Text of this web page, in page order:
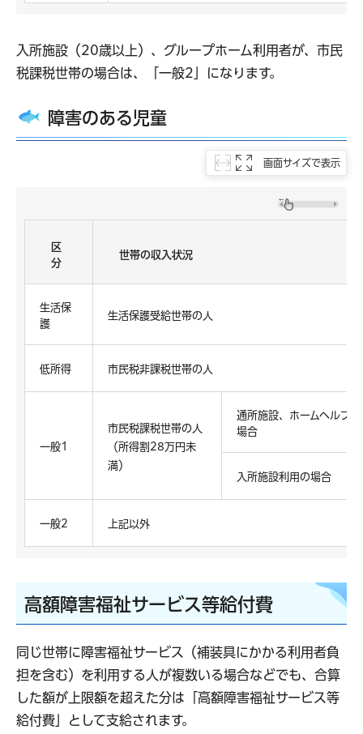
入所施設（20歳以上）、グループホーム利用者が、市民
税課税世帯の場合は、「一般2」になります。
障害のある児童
画面サイズで表示
区
分
世帯の収入状況
生活保
護
生活保護受給世帯の人
低所得 市民税非課税世帯の人
一般1
市民税課税世帯の人
（所得割28万円未
満）
通所施設、ホームヘルプ
場合
入所施設利用の場合
一般2 上記以外
高額障害福祉サービス等給付費
同じ世帯に障害福祉サービス（補装具にかかる利用者負
担を含む）を利用する人が複数いる場合などでも、合算
した額が上限額を超えた分は「高額障害福祉サービス等
給付費」として支給されます。